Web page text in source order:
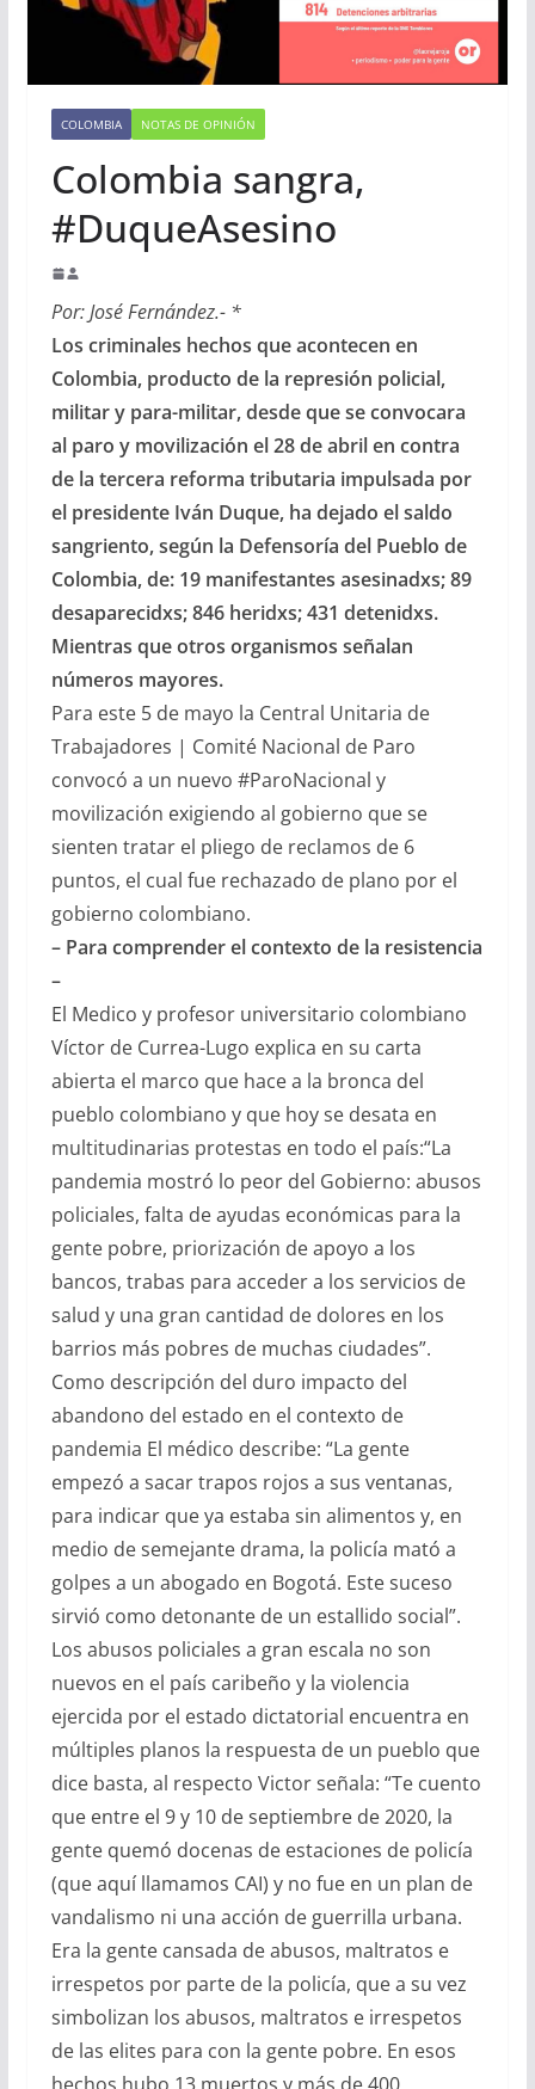
COLOMBIA NOTAS DE OPINIÓN
Colombia sangra,
#DuqueAsesino
Por: José Fernández.- *
Los criminales hechos que acontecen en
Colombia, producto de la represión policial,
militar y para-militar, desde que se convocara
al paro y movilización el 28 de abril en contra
de la tercera reforma tributaria impulsada por
el presidente Iván Duque, ha dejado el saldo
sangriento, según la Defensoría del Pueblo de
Colombia, de: 19 manifestantes asesinadxs; 89
desaparecidxs; 846 heridxs; 431 detenidxs.
Mientras que otros organismos señalan
números mayores.
Para este 5 de mayo la Central Unitaria de
Trabajadores | Comité Nacional de Paro
convocó a un nuevo #ParoNacional y
movilización exigiendo al gobierno que se
sienten tratar el pliego de reclamos de 6
puntos, el cual fue rechazado de plano por el
gobierno colombiano.
– Para comprender el contexto de la resistencia
–
El Medico y profesor universitario colombiano
Víctor de Currea-Lugo explica en su carta
abierta el marco que hace a la bronca del
pueblo colombiano y que hoy se desata en
multitudinarias protestas en todo el país:“La
pandemia mostró lo peor del Gobierno: abusos
policiales, falta de ayudas económicas para la
gente pobre, priorización de apoyo a los
bancos, trabas para acceder a los servicios de
salud y una gran cantidad de dolores en los
barrios más pobres de muchas ciudades”.
Como descripción del duro impacto del
abandono del estado en el contexto de
pandemia El médico describe: “La gente
empezó a sacar trapos rojos a sus ventanas,
para indicar que ya estaba sin alimentos y, en
medio de semejante drama, la policía mató a
golpes a un abogado en Bogotá. Este suceso
sirvió como detonante de un estallido social”.
Los abusos policiales a gran escala no son
nuevos en el país caribeño y la violencia
ejercida por el estado dictatorial encuentra en
múltiples planos la respuesta de un pueblo que
dice basta, al respecto Victor señala: “Te cuento
que entre el 9 y 10 de septiembre de 2020, la
gente quemó docenas de estaciones de policía
(que aquí llamamos CAI) y no fue en un plan de
vandalismo ni una acción de guerrilla urbana.
Era la gente cansada de abusos, maltratos e
irrespetos por parte de la policía, que a su vez
simbolizan los abusos, maltratos e irrespetos
de las elites para con la gente pobre. En esos